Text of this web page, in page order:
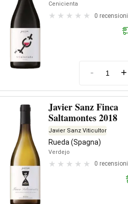
Cenicienta
0 recensioni
- +
Javier Sanz Finca
Saltamontes 2018
Javier Sanz Viticultor
Rueda (Spagna)
Verdejo
0 recensioni